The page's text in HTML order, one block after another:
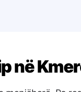
në